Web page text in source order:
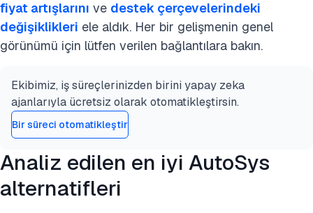
fiyat artışlarını ve destek çerçevelerindeki
değişiklikleri ele aldık. Her bir gelişmenin genel
görünümü için lütfen verilen bağlantılara bakın.
Ekibimiz, iş süreçlerinizden birini yapay zeka
ajanlarıyla ücretsiz olarak otomatikleştirsin.
Bir süreci otomatikleştir
Analiz edilen en iyi AutoSys
alternatifleri